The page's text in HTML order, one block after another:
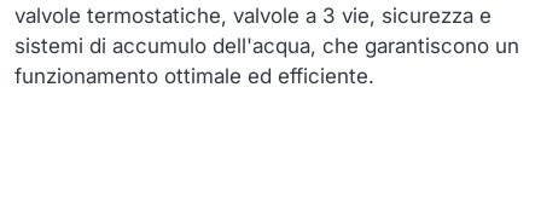
valvole termostatiche, valvole a 3 vie, sicurezza e
sistemi di accumulo dell'acqua, che garantiscono un
funzionamento ottimale ed efficiente.